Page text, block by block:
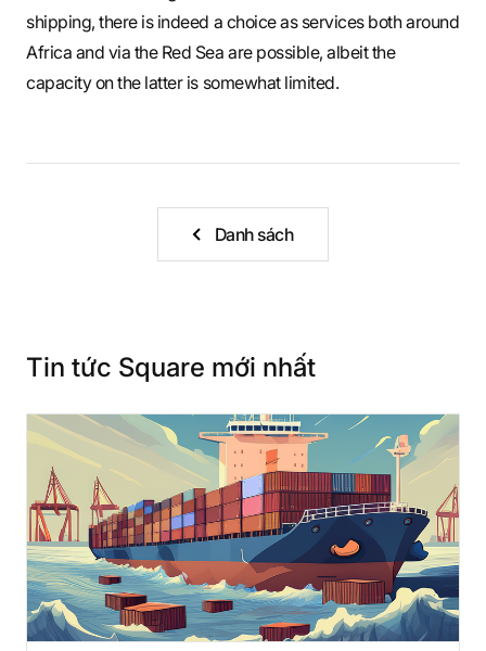
shipping, there is indeed a choice as services both around
Africa and via the Red Sea are possible, albeit the
capacity on the latter is somewhat limited.
Danh sách
Tin tức Square mới nhất